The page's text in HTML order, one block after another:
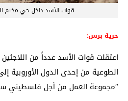
قوات الأسد داخل حي مخيم
حرية برس:
اعتقلت قوات الأسد عدداً من
الطوعية من إحدى الدول الأوروبية
“مجموعة العمل من أجل فلسطيني